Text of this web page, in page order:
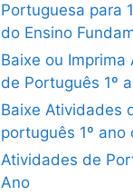
Portuguesa para
do Ensino
Baixe ou Imprima
de Português 1º
Baixe Atividades
português 1º ano
Atividades de
Ano